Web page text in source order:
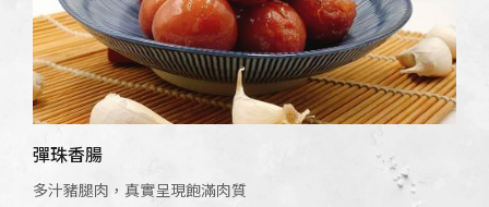
彈珠香腸
多汁豬腿肉，真實呈現飽滿肉質